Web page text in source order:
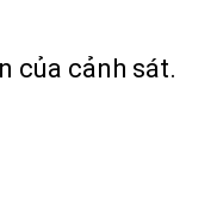
của cảnh sát.